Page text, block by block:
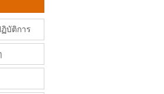
ฏิบัติการ